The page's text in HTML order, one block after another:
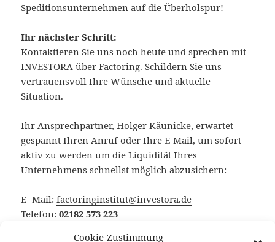
Cookie-Zustimmung
Speditionsunternehmen auf die Überholspur!
Ihr nächster Schritt:
Kontaktieren Sie uns noch heute und sprechen mit
INVESTORA über Factoring. Schildern Sie uns
vertrauensvoll Ihre Wünsche und aktuelle
Situation.
Ihr Ansprechpartner, Holger Käunicke, erwartet
gespannt Ihren Anruf oder Ihre E-Mail, um sofort
aktiv zu werden um die Liquidität Ihres
Unternehmens schnellst möglich abzusichern:
E- Mail:factoringinstitut@investora.de
Telefon:02182 573 223